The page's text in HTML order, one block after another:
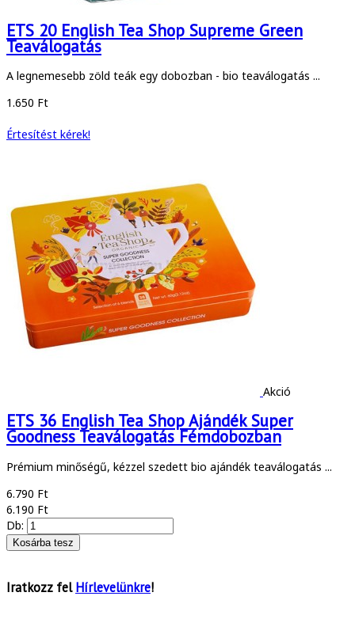
ETS 20 English Tea Shop Supreme Green
Teaválogatás
A legnemesebb zöld teák egy dobozban - bio teaválogatás ...
1.650 Ft
Értesítést kérek!
Akció
ETS 36 English Tea Shop Ajándék Super
Goodness Teaválogatás Fémdobozban
Prémium minőségű, kézzel szedett bio ajándék teaválogatás ...
6.790 Ft
6.190 Ft
Db:
Iratkozz felHírlevelünkre!